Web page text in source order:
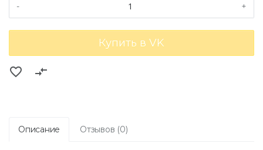
- +
Купить в VK
favorite_border compare_arrows
Описание Отзывов (0)